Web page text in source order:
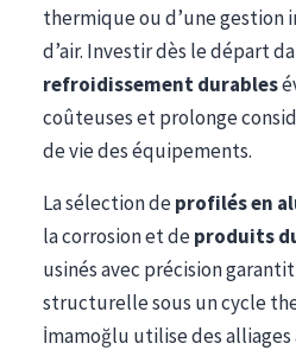
thermique ou d’une gestion
d’air. Investir dès le départ
refroidissement durables
coûteuses et prolonge
de vie des équipements.
La sélection deprofilés en
la corrosion et deproduits
usinés avec précision
structurelle sous un cycle
İmamoğlu utilise des alliages